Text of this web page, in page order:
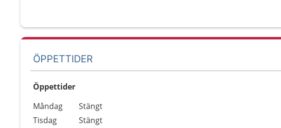
ÖPPETTIDER
Öppettider
Dag
Öppettider
Kommentarer
Måndag
Stängt
Tisdag
Stängt